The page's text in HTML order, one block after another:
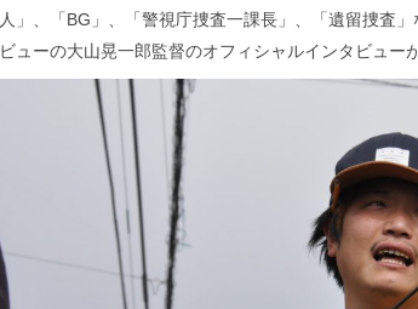
人」、「BG」、「警視庁捜査一課長」、「遺留捜査
ビューの大山晃一郎監督のオフィシャルインタビュー